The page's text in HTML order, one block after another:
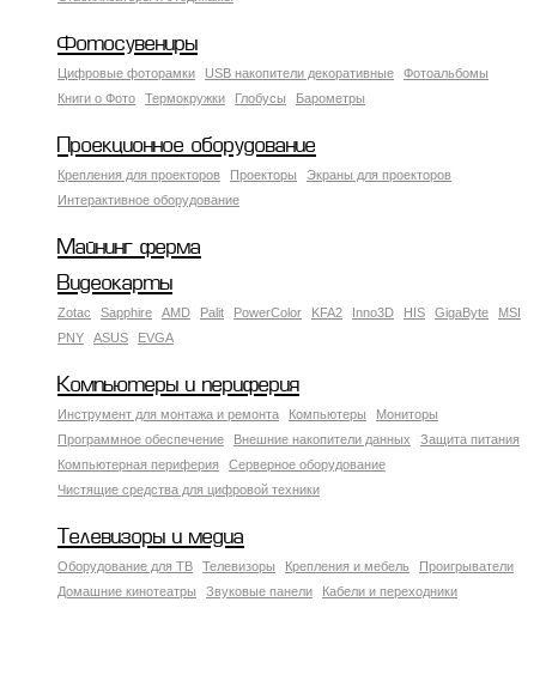
Фотосувениры
Цифровые фоторамки USB накопители декоративные
Фотоальбомы
Книги о Фото
Термокружки Глобусы Барометры
Проекционное оборудование
Крепления для проекторов Проекторы
Экраны для проекторов
Интерактивное оборудование
Майнинг ферма
Видеокарты
Zotac Sapphire AMD Palit PowerColor KFA2 Inno3D HIS GigaByte
MSI
PNY
ASUS EVGA
Компьютеры и периферия
Инструмент для монтажа и ремонта Компьютеры
Мониторы
Программное обеспечение
Внешние накопители данных
Защита питания
Компьютерная периферия
Серверное оборудование
Чистящие средства для цифровой техники
Телевизоры и медиа
Оборудование для ТВ Телевизоры Крепления и мебель
Проигрыватели
Домашние кинотеатры
Звуковые панели Кабели и переходники